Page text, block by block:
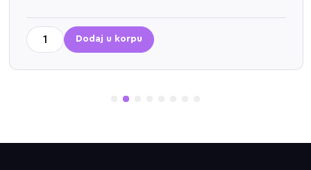
Dodaj u korpu
5